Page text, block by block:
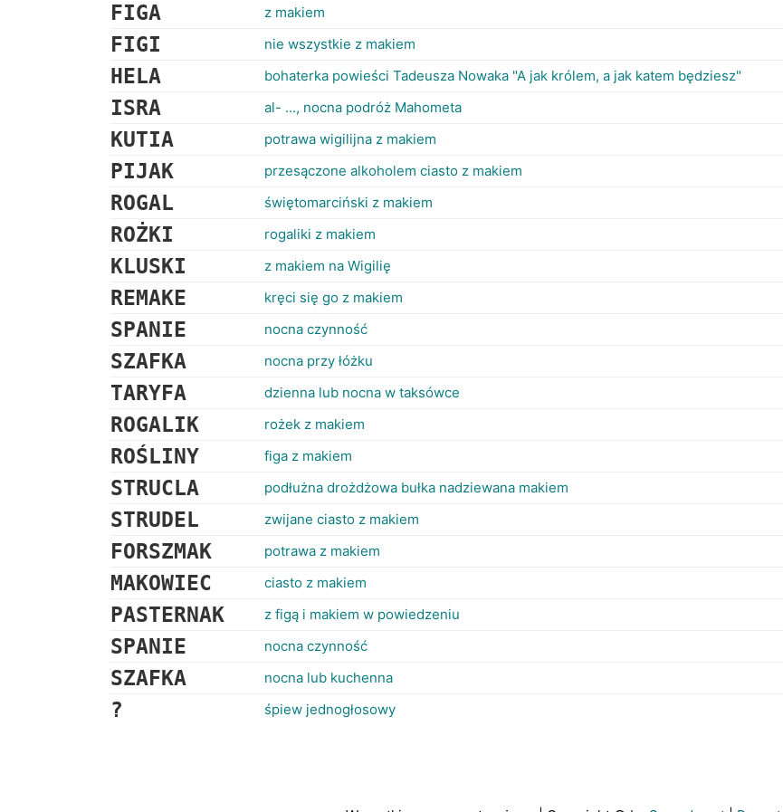
FIGA z makiem
FIGI nie wszystkie z makiem
HELA bohaterka powieści Tadeusza Nowaka "A jak królem, a jak katem będziesz"
ISRA al- ..., nocna podróż Mahometa
KUTIA potrawa wigilijna z makiem
PIJAK przesączone alkoholem ciasto z makiem
ROGAL świętomarciński z makiem
ROŻKI rogaliki z makiem
KLUSKI z makiem na Wigilię
REMAKE kręci się go z makiem
SPANIE nocna czynność
SZAFKA nocna przy łóżku
TARYFA dzienna lub nocna w taksówce
ROGALIK rożek z makiem
ROŚLINY figa z makiem
STRUCLA podłużna drożdżowa bułka nadziewana makiem
STRUDEL zwijane ciasto z makiem
FORSZMAK potrawa z makiem
MAKOWIEC ciasto z makiem
PASTERNAK z figą i makiem w powiedzeniu
SPANIE nocna czynność
SZAFKA nocna lub kuchenna
? śpiew jednogłosowy